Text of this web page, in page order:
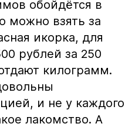
обойдётся в
можно взять за
икорка, для
рублей за 250
килограмм.
и не у каждого
лакомство. А